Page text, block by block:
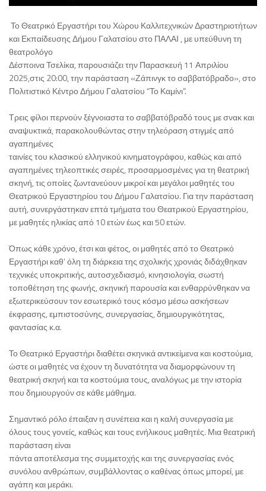
Το Θεατρικό Εργαστήρι του Χώρου Καλλιτεχνικών Δραστηριοτήτων
και Εκπαίδευσης Δήμου Γαλατσίου στο ΠΑΛΑΙ , με υπεύθυνη τη
θεατρολόγο
Δέσποινα Τσελίκα, παρουσιάζει την Παρασκευή 11 Απριλίου
2025,στις 20:00, την παράσταση «Ζάπινγκ το σαββατόβραδο», στο
Πολιτιστικό Κέντρο Δήμου Γαλατσίου “Το Καμίνι”.
Τρεις φίλοι περνούν ξέγνοιαστα το σαββατόβραδό τους με σνακ και
αναψυκτικά, παρακολουθώντας στην τηλεόραση στιγμές από
αγαπημένες
ταινίες του κλασικού ελληνικού κινηματογράφου, καθώς και από
αγαπημένες τηλεοπτικές σειρές, προσαρμοσμένες για τη θεατρική
σκηνή, τις οποίες ζωντανεύουν μικροί και μεγάλοι μαθητές του
Θεατρικού Εργαστηρίου του Δήμου Γαλατσίου. Για την παράσταση
αυτή, συνεργάστηκαν επτά τμήματα του Θεατρικού Εργαστηρίου,
με μαθητές ηλικίας από 10 ετών έως και 50 ετών.
Όπως κάθε χρόνο, έτσι και φέτος, οι μαθητές από το Θεατρικό
Εργαστήρι καθ’ όλη τη διάρκεια της σχολικής χρονιάς διδάχθηκαν
τεχνικές υποκριτικής, αυτοσχεδιασμό, κινησιολογία, σωστή
τοποθέτηση της φωνής, σκηνική παρουσία και ενθαρρύνθηκαν να
εξωτερικεύσουν τον εσωτερικό τους κόσμο μέσω ασκήσεων
έκφρασης, εμπιστοσύνης, συνεργασίας, δημιουργικότητας,
φαντασίας κ.α.
Το Θεατρικό Εργαστήρι διαθέτει σκηνικά αντικείμενα και κοστούμια,
ώστε οι μαθητές να έχουν τη δυνατότητα να διαμορφώνουν τη
θεατρική σκηνή και τα κοστούμια τους, αναλόγως με την ιστορία
που δημιουργούν σε κάθε μάθημα.
Σημαντικό ρόλο έπαιξαν η συνέπεια και η καλή συνεργασία με
όλους τους γονείς, καθώς και τους ενήλικους μαθητές. Μια θεατρική
παράσταση είναι
πάντα αποτέλεσμα της συμμετοχής και της συνεργασίας ενός
συνόλου ανθρώπων, συμβάλλοντας ο καθένας όπως μπορεί, με
αγάπη και μεράκι.